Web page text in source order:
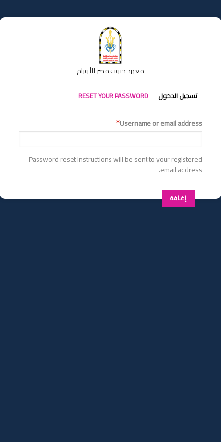
إلى
المحتوى
معهد جنوب مصر للأورام
التبويبات
الأساسية
تسجيل الدخول RESET YOUR PASSWORD
Username or email address
Password reset instructions will be sent to your registered
email address.